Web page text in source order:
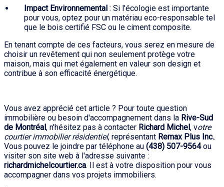
Impact Environnemental : Si l'écologie est importante
pour vous, optez pour un matériau eco-responsable tel
que le bois certifié FSC ou le ciment composite.
En tenant compte de ces facteurs, vous serez en mesure de
choisir un revêtement qui non seulement protège votre
maison, mais qui met également en valeur son design et
contribue à son efficacité énergétique.
Vous avez apprécié cet article ? Pour toute question
immobilière ou besoin d'accompagnement dans la Rive-Sud
de Montréal, n'hésitez pas à contacter Richard Michel, votre
courtier immobilier résidentiel, représentant Remax Plus Inc..
Vous pouvez le joindre par téléphone au (438) 507-9564ou
visiter son site web à l'adresse suivante :
richardmichelcourtier.ca. Il est à votre disposition pour vous
accompagner dans vos projets immobiliers.